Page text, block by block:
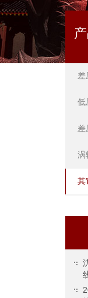
差
低
差
涡
其